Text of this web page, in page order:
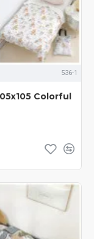
536-1
Colorful